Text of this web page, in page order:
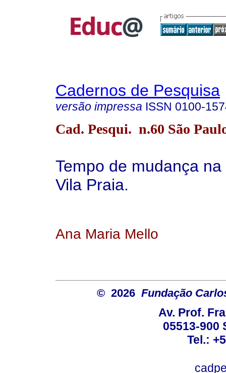
Cadernos de Pesquisa
versão impressa ISSN 0100-
Cad. Pesqui. n.60 São
Tempo de mudança
Vila Praia.
Ana Maria Mello
© 2026 Fundação
Av. Prof.
05513-900
Tel.: